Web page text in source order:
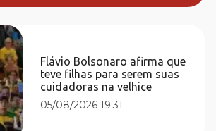
Flávio Bolsonaro afirma que
teve filhas para serem suas
cuidadoras na velhice
05/08/2026 19:31